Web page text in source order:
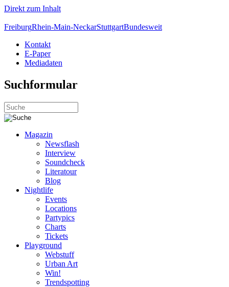
Direkt zum Inhalt
FreiburgRhein-Main-NeckarStuttgartBundesweit
Kontakt
E-Paper
Mediadaten
Suchformular
Magazin
Newsflash
Interview
Soundcheck
Literatour
Blog
Nightlife
Events
Locations
Partypics
Charts
Tickets
Playground
Webstuff
Urban Art
Win!
Trendspotting